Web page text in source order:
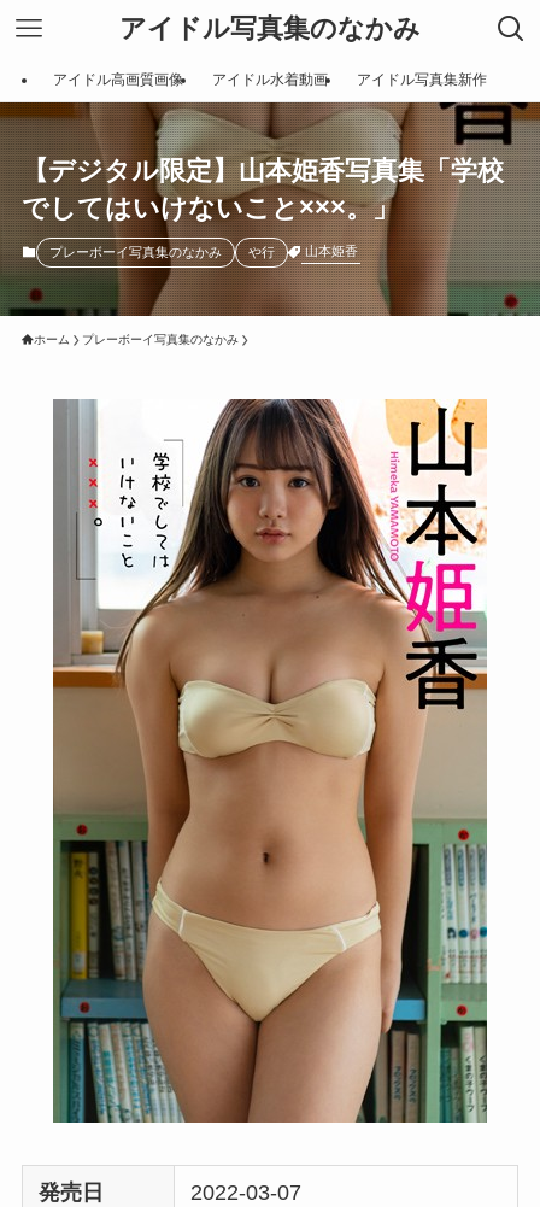
アイドル写真集のなかみ
アイドル高画質画像 アイドル水着動画 アイドル写真集新作
【デジタル限定】山本姫香写真集「学校
でしてはいけないこと×××。」
プレーボーイ写真集のなかみ や行 山本姫香
ホーム プレーボーイ写真集のなかみ
発売日 2022-03-07